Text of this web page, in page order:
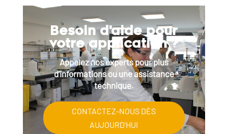
Besoin d'aide pour
votre application ?
Appelez nos experts pour plus
d’informations ou une assistance
technique.
CONTACTEZ-NOUS DÈS
AUJOURD'HUI